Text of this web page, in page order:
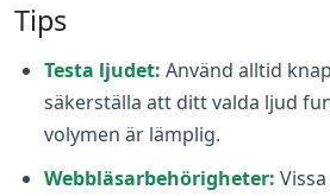
Tips
Testa ljudet: Använd alltid
säkerställa att ditt valda ljud
volymen är lämplig.
Webbläsarbehörigheter: